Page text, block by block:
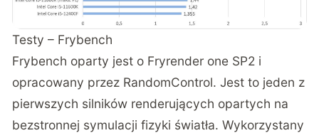
Testy – Frybench
Frybench oparty jest o Fryrender one SP2 i
opracowany przez RandomControl. Jest to jeden z
pierwszych silników renderujących opartych na
bezstronnej symulacji fizyki światła. Wykorzystany